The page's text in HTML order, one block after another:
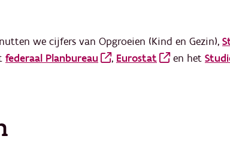
we cijfers van Opgroeien (Kind en Gezin),
federaal Planbureau , Eurostat en het